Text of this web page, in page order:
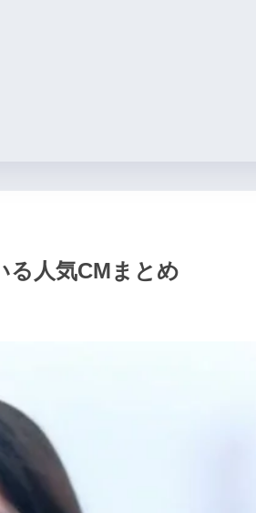
る人気CMまとめ